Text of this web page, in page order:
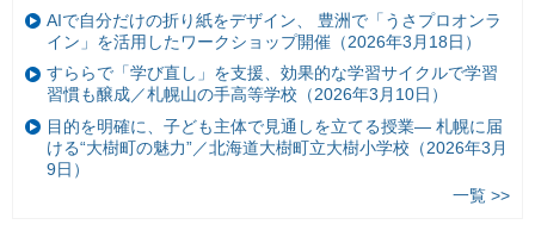
AIで自分だけの折り紙をデザイン、 豊洲で「うさプロオンラ
イン」を活用したワークショップ開催（2026年3月18日）
すららで「学び直し」を支援、効果的な学習サイクルで学習
習慣も醸成／札幌山の手高等学校（2026年3月10日）
目的を明確に、子ども主体で見通しを立てる授業— 札幌に届
ける“大樹町の魅力”／北海道大樹町立大樹小学校（2026年3月
9日）
一覧 >>